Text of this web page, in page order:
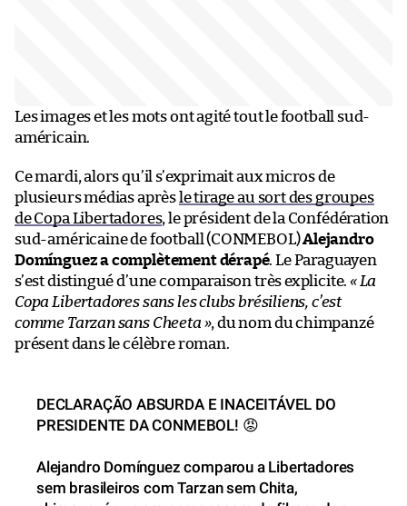
Les images et les mots ont agité tout le football sud-
américain.
Ce mardi, alors qu’il s’exprimait aux micros de
plusieurs médias après le tirage au sort des groupes
de Copa Libertadores, le président de la Confédération
sud-américaine de football (CONMEBOL)Alejandro
Domínguez a complètement dérapé. Le Paraguayen
s’est distingué d’une comparaison très explicite.« La
Copa Libertadores sans les clubs brésiliens, c’est
comme Tarzan sans Cheeta », du nom du chimpanzé
présent dans le célèbre roman.
DECLARAÇÃO ABSURDA E INACEITÁVEL DO
PRESIDENTE DA CONMEBOL! 😡
Alejandro Domínguez comparou a Libertadores
sem brasileiros com Tarzan sem Chita,